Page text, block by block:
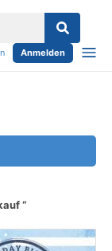
Anmelden